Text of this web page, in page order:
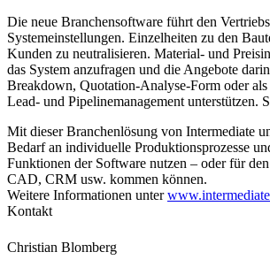
Die neue Branchensoftware führt den
Systemeinstellungen. Einzelheiten zu den
Kunden zu neutralisieren. Material- und
das System anzufragen und die Angebote
Breakdown, Quotation-Analyse-Form oder
Lead- und Pipelinemanagement unterstützen.
Mit dieser Branchenlösung von Intermediate
Bedarf an individuelle Produktionsprozesse
Funktionen der Software nutzen – oder für
CAD, CRM usw. kommen können.
Weitere Informationen unter
Kontakt
Christian Blomberg